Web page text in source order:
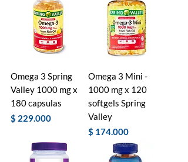
Omega 3 Spring
Valley 1000 mg x
180 capsulas
Precio
$ 229.000
Omega 3 Mini -
1000 mg x 120
softgels Spring
Valley
Precio
$ 174.000